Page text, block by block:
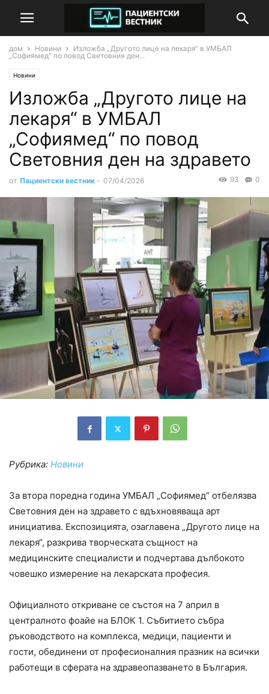
дом Новини
Изложба „Другото лице на лекаря“ в УМБАЛ
„Софиямед“ по повод Световния ден...
Новини
Изложба „Другото лице на
лекаря“ в УМБАЛ
„Софиямед“ по повод
Световния ден на здравето
от Пациентски вестник - 07/04/2026 0
93
Рубрика: Новини
За втора поредна година УМБАЛ „Софиямед“ отбелязва
Световния ден на здравето с вдъхновяваща арт
инициатива. Експозицията, озаглавена „Другото лице на
лекаря“, разкрива творческата същност на
медицинските специалисти и подчертава дълбокото
човешко измерение на лекарската професия.
Официалното откриване се състоя на 7 април в
централното фоайе на БЛОК 1. Събитието събра
ръководството на комплекса, медици, пациенти и
гости, обединени от професионалния празник на всички
работещи в сферата на здравеопазването в България.